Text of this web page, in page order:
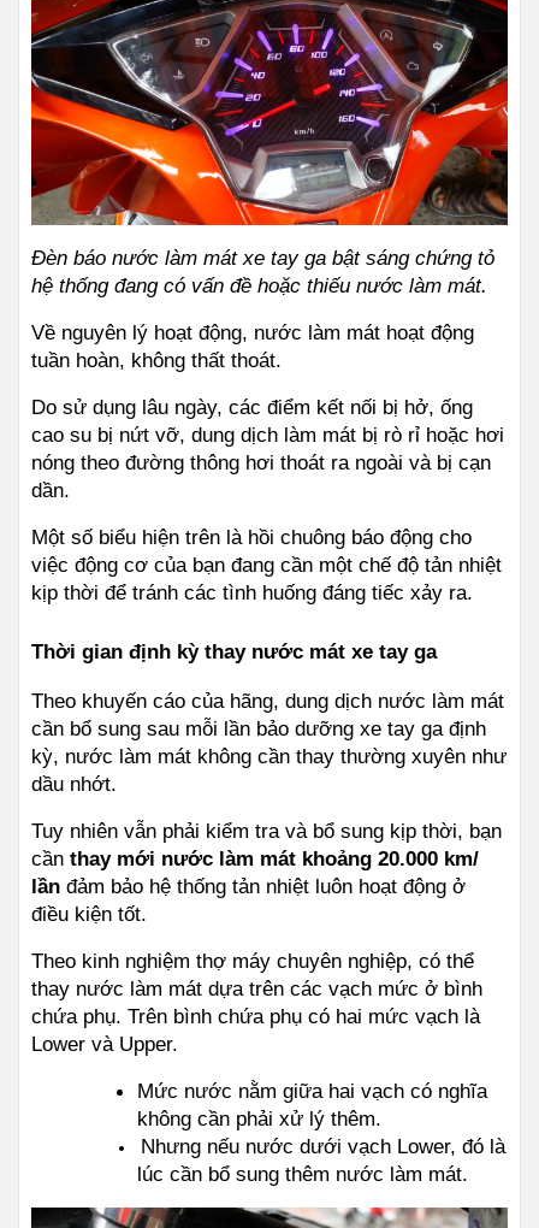
Đèn báo nước làm mát xe tay ga bật sáng chứng tỏ
hệ thống đang có vấn đề hoặc thiếu nước làm mát.
Về nguyên lý hoạt động, nước làm mát hoạt động
tuần hoàn, không thất thoát.
Do sử dụng lâu ngày, các điểm kết nối bị hở, ống
cao su bị nứt vỡ, dung dịch làm mát bị rò rỉ hoặc hơi
nóng theo đường thông hơi thoát ra ngoài và bị cạn
dần.
Một số biểu hiện trên là hồi chuông báo động cho
việc động cơ của bạn đang cần một chế độ tản nhiệt
kịp thời để tránh các tình huống đáng tiếc xảy ra.
Thời gian định kỳ thay nước mát xe tay ga
Theo khuyến cáo của hãng, dung dịch nước làm mát
cần bổ sung sau mỗi lần bảo dưỡng xe tay ga định
kỳ, nước làm mát không cần thay thường xuyên như
dầu nhớt.
Tuy nhiên vẫn phải kiểm tra và bổ sung kịp thời, bạn
cần thay mới nước làm mát khoảng 20.000 km/
lần đảm bảo hệ thống tản nhiệt luôn hoạt động ở
điều kiện tốt.
Theo kinh nghiệm thợ máy chuyên nghiệp, có thể
thay nước làm mát dựa trên các vạch mức ở bình
chứa phụ. Trên bình chứa phụ có hai mức vạch là
Lower và Upper.
Mức nước nằm giữa hai vạch có nghĩa
không cần phải xử lý thêm.
Nhưng nếu nước dưới vạch Lower, đó là
lúc cần bổ sung thêm nước làm mát.